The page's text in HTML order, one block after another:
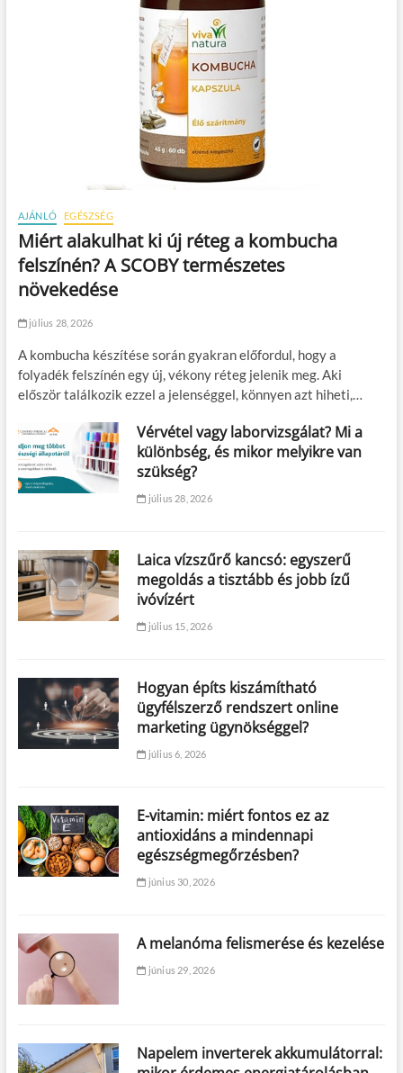
AJÁNLÓ EGÉSZSÉG
Miért alakulhat ki új réteg a kombucha
felszínén? A SCOBY természetes
növekedése
július 28, 2026
A kombucha készítése során gyakran előfordul, hogy a
folyadék felszínén egy új, vékony réteg jelenik meg. Aki
először találkozik ezzel a jelenséggel, könnyen azt hiheti,…
Vérvétel vagy laborvizsgálat? Mi a
különbség, és mikor melyikre van
szükség?
július 28, 2026
Laica vízszűrő kancsó: egyszerű
megoldás a tisztább és jobb ízű
ivóvízért
július 15, 2026
Hogyan építs kiszámítható
ügyfélszerző rendszert online
marketing ügynökséggel?
július 6, 2026
E-vitamin: miért fontos ez az
antioxidáns a mindennapi
egészségmegőrzésben?
június 30, 2026
A melanóma felismerése és kezelése
június 29, 2026
Napelem inverterek akkumulátorral: